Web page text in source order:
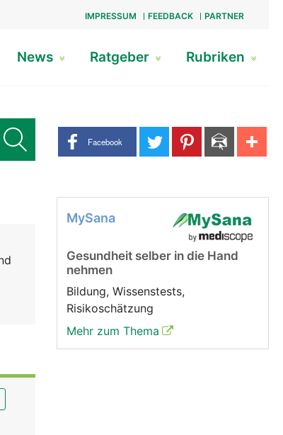
IMPRESSUM FEEDBACK PARTNER
News Ratgeber Rubriken
Share buttons
Facebook
MySana
Gesundheit selber in die Hand
nehmen
Bildung, Wissenstests,
Risikoschätzung
Mehr zum Thema